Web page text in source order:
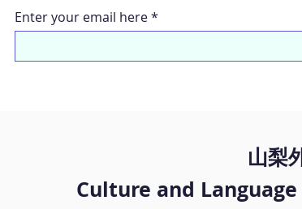
ちのお気に入りの漢字が飾られていま
週はCLAYで過ごす最後の週であり、今
な意味を感じます。
つの美しい湧水
Enter your email here
山梨
Culture and